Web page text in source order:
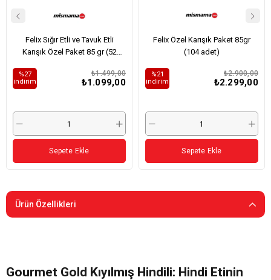
Felix Sığır Etli ve Tavuk Etli
Karışık Özel Paket 85 gr (52
₺1.099,00
₺1.499,00
%27
i̇ndirim
Sepete Ekle
Felix Özel Karışık Paket 85gr
(104 adet)
₺2.299,00
₺2.900,00
%21
i̇ndirim
Sepete Ekle
Ürün Özellikleri
Gourmet Gold Kıyılmış Hindili: Hindi Etinin